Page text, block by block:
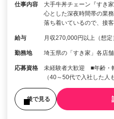
仕事内容
大手牛丼チェーン『すき
心とした深夜時間帯の業
落ち着いているので、接
給与 月収270,000円以上（想定
勤務地 埼玉県の「すき家」各店舗
応募資格
未経験者大歓迎 ■年齢・
（40～50代で入社した
後で見る